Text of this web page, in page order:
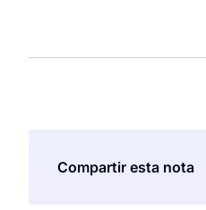
Compartir esta nota